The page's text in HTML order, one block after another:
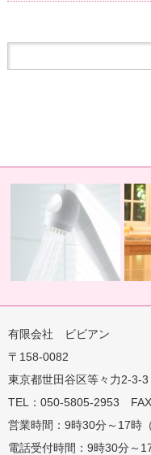
用地球の恵みを シャワー
有限会社 ビビアン
〒158-0082
東京都世田谷区等々力2-3-
TEL：050-5805-2953
営業時間：9時30分～17時
電話受付時間：9時30分～